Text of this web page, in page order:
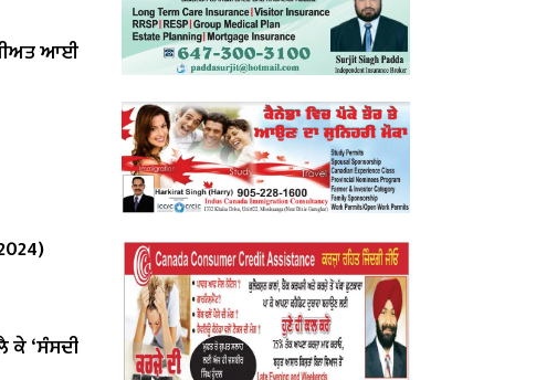
ਆਈ
ਕੇ ‘ਸੰਸਦੀ